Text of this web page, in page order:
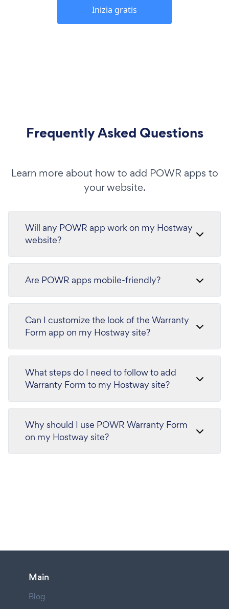
Inizia gratis
Frequently Asked Questions
Learn more about how to add POWR apps to
your website.
Will any POWR app work on my Hostway
website?
Are POWR apps mobile-friendly?
Can I customize the look of the Warranty
Form app on my Hostway site?
What steps do I need to follow to add
Warranty Form to my Hostway site?
Why should I use POWR Warranty Form
on my Hostway site?
Main
Blog